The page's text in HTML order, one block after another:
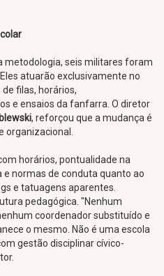
metodologia, seis militares foram
atuarão exclusivamente no
filas, horários,
e ensaios da fanfarra. O diretor
, reforçou que a mudança é
horários, pontualidade na
e normas de conduta quanto ao
e tatuagens aparentes.
pedagógica. "Nenhum
coordenador substituído e
o mesmo. Não é uma escola
gestão disciplinar cívico-